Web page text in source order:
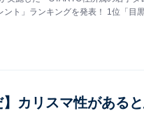
ント」ランキングを発表！ 1位「
】カリスマ性がある